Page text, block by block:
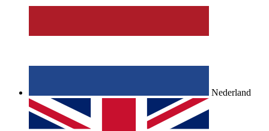
Nederland